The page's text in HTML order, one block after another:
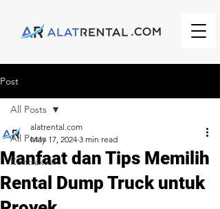
Post
All Posts
Kontraktor
All Posts
Manfaat dan Tips Memilih
Rental Dump Truck untuk
alatrental.com
May 17, 2024 3 min read